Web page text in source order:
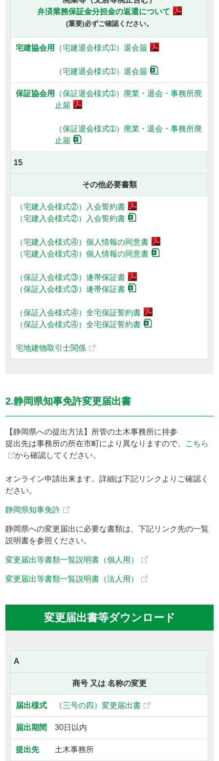
弁済業務保証金分担金の返還について
(重要)必ずご確認ください。
（宅建退会様式➀）退会届
（宅建退会様式➀）退会届
（保証退会様式➀） 廃業・退会・事務所廃
止届
（保証退会様式➀） 廃業・退会・事務所廃
止届
15
その他必要書類
（宅建入会様式②）入会誓約書
（宅建入会様式②）入会誓約書
（宅建入会様式④）個人情報の同意書
（宅建入会様式④）個人情報の同意書
（保証入会様式③）連帯保証書
（保証入会様式③）連帯保証書
（保証入会様式④）全宅保証誓約書
（保証入会様式④）全宅保証誓約書
宅地建物取引士関係
2.静岡県知事免許変更届出書
【静岡県への提出方法】所管の土木事務所に持参
提出先は事務所の所在市町により異なりますので、
こちら
から確認してください。
オンライン申請出来ます。詳細は下記リンクよりご確認く
ださい。
静岡県知事免許
静岡県への変更届出に必要な書類は、下記リンク先の一覧
説明書を参照ください。
変更届出等書類一覧説明書（個人用）
変更届出等書類一覧説明書（法人用）
変更届出書等ダウンロード
A
商号 又は 名称の変更
（三号の四）変更届出書
30日以内
土木事務所